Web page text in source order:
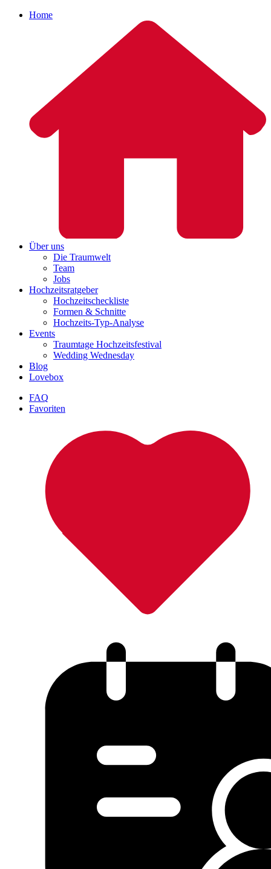
Home
Über uns
Die Traumwelt
Team
Jobs
Hochzeitsratgeber
Hochzeitscheckliste
Formen & Schnitte
Hochzeits-Typ-Analyse
Events
Traumtage Hochzeitsfestival
Wedding Wednesday
Blog
Lovebox
FAQ
Favoriten